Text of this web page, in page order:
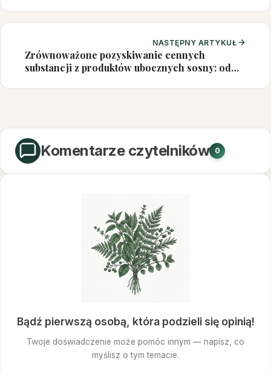
NASTĘPNY ARTYKUŁ
Zrównoważone pozyskiwanie cennych
substancji z produktów ubocznych sosny: od
przemysłowych
Komentarze czytelników 0
Bądź pierwszą osobą, która podzieli się opinią!
Twoje doświadczenie może pomóc innym — napisz, co
myślisz o tym temacie.